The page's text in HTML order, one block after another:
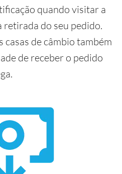
quando visitar a
retirada do seu pedido.
casas de câmbio também
de receber o pedido